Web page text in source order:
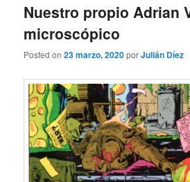
Nuestro propio Adrian
microscópico
Posted on23 marzo, 2020porJulián Díez